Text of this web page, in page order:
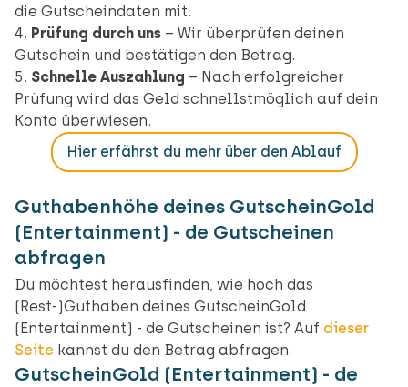
die Gutscheindaten mit.
Prüfung durch uns – Wir überprüfen deinen
Gutschein und bestätigen den Betrag.
Schnelle Auszahlung – Nach erfolgreicher
Prüfung wird das Geld schnellstmöglich auf dein
Konto überwiesen.
Hier erfährst du mehr über den Ablauf
Guthabenhöhe deines GutscheinGold
(Entertainment) - de Gutscheinen
abfragen
Du möchtest herausfinden, wie hoch das
(Rest-)Guthaben deines GutscheinGold
(Entertainment) - de Gutscheinen ist? Auf dieser
Seite kannst du den Betrag abfragen.
GutscheinGold (Entertainment) - de